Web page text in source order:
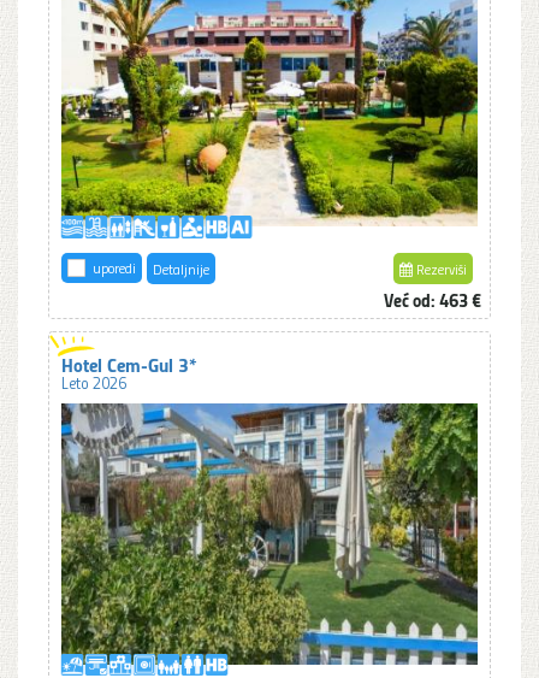
uporedi Detaljnije Rezerviši
Već od: 463 €
Hotel Cem-Gul 3*
Leto 2026